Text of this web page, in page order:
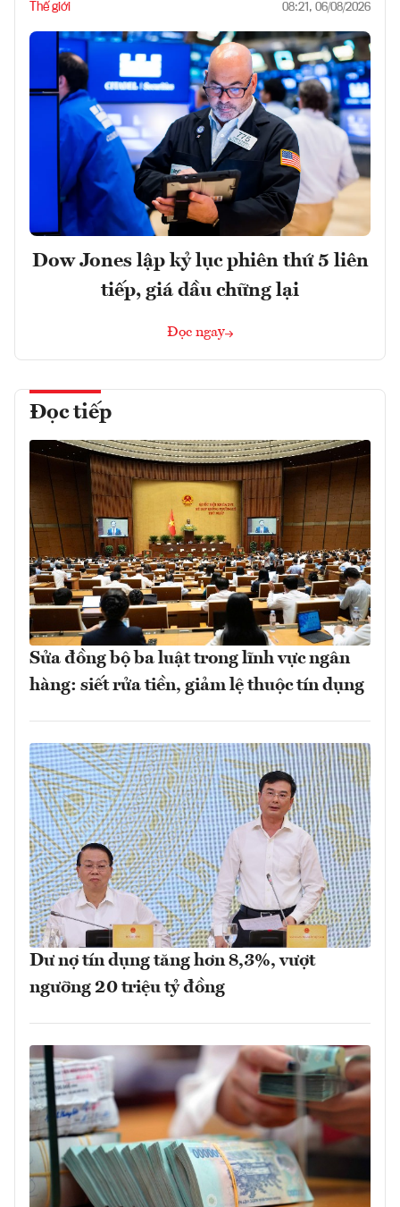
Thế giới 08:21, 06/08/2026
Dow Jones lập kỷ lục phiên thứ 5 liên
tiếp, giá dầu chững lại
Đọc ngay
Đọc tiếp
Sửa đồng bộ ba luật trong lĩnh vực ngân
hàng: siết rửa tiền, giảm lệ thuộc tín dụng
Dư nợ tín dụng tăng hơn 8,3%, vượt
ngưỡng 20 triệu tỷ đồng